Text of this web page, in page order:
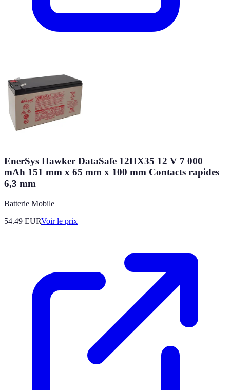
EnerSys Hawker DataSafe 12HX35 12 V 7 000
mAh 151 mm x 65 mm x 100 mm Contacts rapides
6,3 mm
Batterie Mobile
54.49 EURVoir le prix